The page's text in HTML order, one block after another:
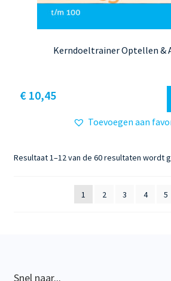
Kerndoeltrainer Optellen &
€ 10,45
heeft
variaties.
kan
Toevoegen aan
Resultaat 1–12 van de 60 resultaten wordt
1
2 3 4 5
Snel naar...